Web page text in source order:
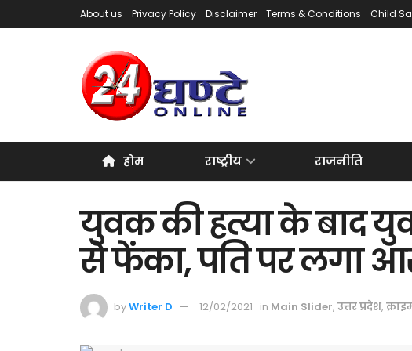
About us Privacy Policy Disclaimer Terms & Conditions Child
होम राष्ट्रीय राजनीति
युवक की हत्या के बाद
से फेंका, पति पर लगा
byWriter D 12/02/2021 in Main Slider, उत्तर प्रदेश,